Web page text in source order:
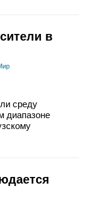
в
среду
диапазоне